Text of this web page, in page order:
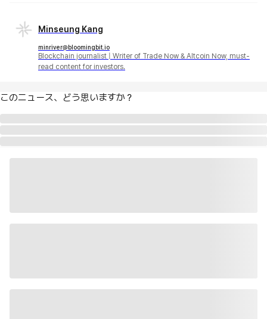
Minseung Kang
minriver@bloomingbit.io
Blockchain journalist | Writer of Trade Now & Altcoin Now, must-
read content for investors.
このニュース、どう思いますか？